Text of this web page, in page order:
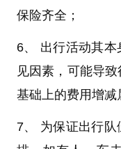
保险齐全；
6、 出行活动其
见因素，可能导
基础上的费用增减
7、 为保证出行